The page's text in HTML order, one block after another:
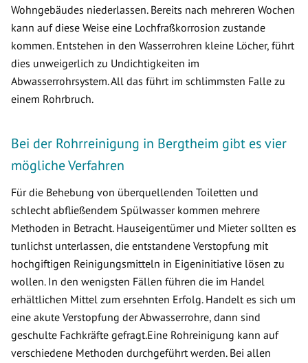
Wohngebäudes niederlassen. Bereits nach mehreren Wochen
kann auf diese Weise eine Lochfraßkorrosion zustande
kommen. Entstehen in den Wasserrohren kleine Löcher, führt
dies unweigerlich zu Undichtigkeiten im
Abwasserrohrsystem. All das führt im schlimmsten Falle zu
einem Rohrbruch.
Bei der Rohrreinigung in Bergtheim gibt es vier
mögliche Verfahren
Für die Behebung von überquellenden Toiletten und
schlecht abfließendem Spülwasser kommen mehrere
Methoden in Betracht. Hauseigentümer und Mieter sollten es
tunlichst unterlassen, die entstandene Verstopfung mit
hochgiftigen Reinigungsmitteln in Eigeninitiative lösen zu
wollen. In den wenigsten Fällen führen die im Handel
erhältlichen Mittel zum ersehnten Erfolg. Handelt es sich um
eine akute Verstopfung der Abwasserrohre, dann sind
geschulte Fachkräfte gefragt.Eine Rohreinigung kann auf
verschiedene Methoden durchgeführt werden. Bei allen